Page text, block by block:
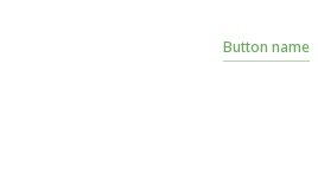
Button name